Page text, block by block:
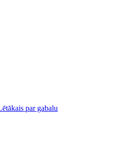
par gabalu